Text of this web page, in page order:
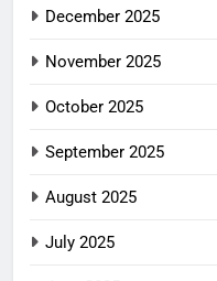
December 2025
November 2025
October 2025
September 2025
August 2025
July 2025